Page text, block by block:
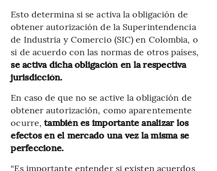
Esto determina si se activa la obligación de
obtener autorización de la Superintendencia
de Industria y Comercio (SIC) en Colombia, o
si de acuerdo con las normas de otros países,
se activa dicha obligación en la respectiva
jurisdicción.
En caso de que no se active la obligación de
obtener autorización, como aparentemente
ocurre,también es importante analizar los
efectos en el mercado una vez la misma se
perfeccione.
“Es importante entender si existen acuerdos